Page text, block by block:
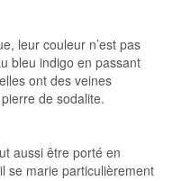
leur couleur n’est pas
bleu indigo en passant
ont des veines
de sodalite.
aussi être porté en
se marie particulièrement